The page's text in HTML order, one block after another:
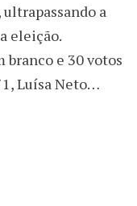
a
eleição.
branco e 30 votos
Luísa Neto…